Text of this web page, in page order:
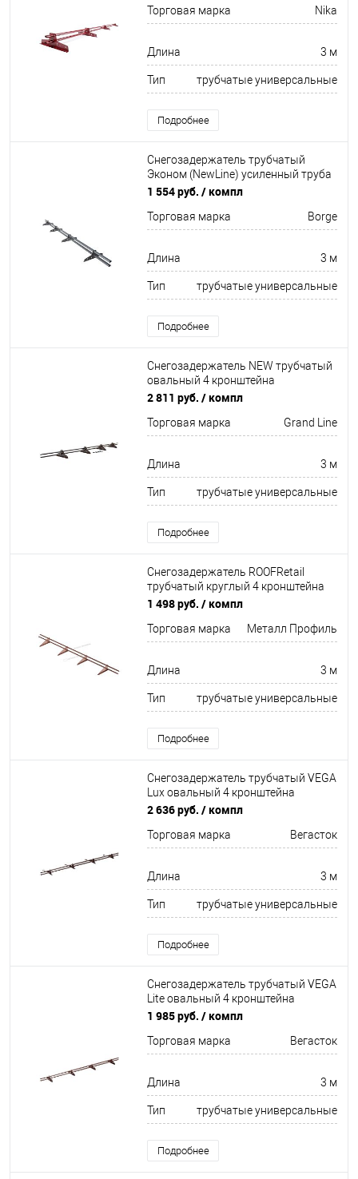
Торговая марка Nika
Длина 3 м
Тип трубчатые универсальные
Подробнее
Снегозадержатель трубчатый
Эконом (NewLine) усиленный труба
овал 20х40мм 4 кронштейна
3000мм Borge
1 554 руб. / компл
Торговая марка Borge
Длина 3 м
Тип трубчатые универсальные
Подробнее
Снегозадержатель NEW трубчатый
овальный 4 кронштейна
Оцинков+порошковый окрас
2 811 руб. / компл
Торговая марка Grand Line
Длина 3 м
Тип трубчатые универсальные
Подробнее
Снегозадержатель ROOFRetail
трубчатый круглый 4 кронштейна
Оцинков+порошковый окрас
1 498 руб. / компл
Торговая марка Металл Профиль
Длина 3 м
Тип трубчатые универсальные
Подробнее
Снегозадержатель трубчатый VEGA
Lux овальный 4 кронштейна
Оцинков+порошковый окрас
2 636 руб. / компл
Торговая марка Вегасток
Длина 3 м
Тип трубчатые универсальные
Подробнее
Снегозадержатель трубчатый VEGA
Lite овальный 4 кронштейна
Неоцинков+порошковый окрас
1 985 руб. / компл
Торговая марка Вегасток
Длина 3 м
Тип трубчатые универсальные
Подробнее